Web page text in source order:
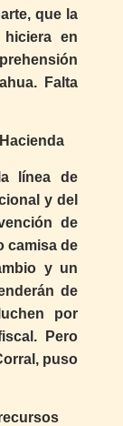
que la
en
Falta
línea de
y del
de
camisa de
y un
de
por
Pero
puso